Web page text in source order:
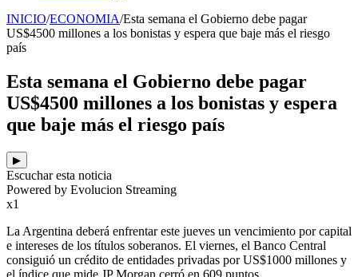
INICIO/ECONOMIA/Esta semana el Gobierno debe pagar
US$4500 millones a los bonistas y espera que baje más el riesgo
país
Esta semana el Gobierno debe pagar
US$4500 millones a los bonistas y espera
que baje más el riesgo país
▶
Escuchar esta noticia
Powered by Evolucion Streaming
x1
La Argentina deberá enfrentar este jueves un vencimiento por capital
e intereses de los títulos soberanos. El viernes, el Banco Central
consiguió un crédito de entidades privadas por US$1000 millones y